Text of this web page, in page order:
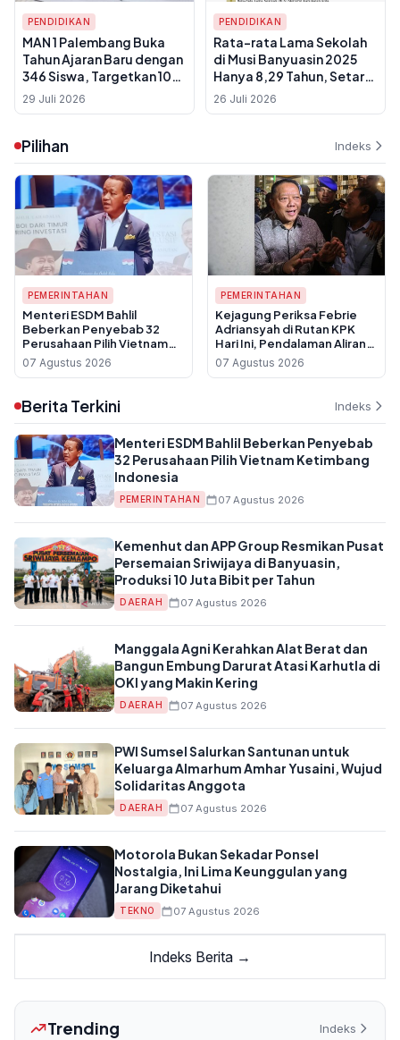
PENDIDIKAN
MAN 1 Palembang Buka
Tahun Ajaran Baru dengan
346 Siswa, Targetkan 100
Persen Lulusan Tembus
PTN Favorit
29 Juli 2026
PENDIDIKAN
Rata-rata Lama Sekolah
di Musi Banyuasin 2025
Hanya 8,29 Tahun, Setara
Kelas VIII, di Bawah Rata-
rata Sumsel
26 Juli 2026
Pilihan Indeks
PEMERINTAHAN
Menteri ESDM Bahlil
Beberkan Penyebab 32
Perusahaan Pilih Vietnam
Ketimbang Indonesia
07 Agustus 2026
PEMERINTAHAN
Kejagung Periksa Febrie
Adriansyah di Rutan KPK
Hari Ini, Pendalaman Aliran
Dana TPPU
07 Agustus 2026
Berita Terkini Indeks
Menteri ESDM Bahlil Beberkan Penyebab
32 Perusahaan Pilih Vietnam Ketimbang
Indonesia
PEMERINTAHAN 07 Agustus 2026
Kemenhut dan APP Group Resmikan Pusat
Persemaian Sriwijaya di Banyuasin,
Produksi 10 Juta Bibit per Tahun
DAERAH 07 Agustus 2026
Manggala Agni Kerahkan Alat Berat dan
Bangun Embung Darurat Atasi Karhutla di
OKI yang Makin Kering
DAERAH 07 Agustus 2026
PWI Sumsel Salurkan Santunan untuk
Keluarga Almarhum Amhar Yusaini, Wujud
Solidaritas Anggota
DAERAH 07 Agustus 2026
Motorola Bukan Sekadar Ponsel
Nostalgia, Ini Lima Keunggulan yang
Jarang Diketahui
TEKNO 07 Agustus 2026
Indeks Berita →
Trending Indeks